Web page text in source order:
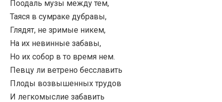
Поодаль музы между тем,
Таяся в сумраке дубравы,
Глядят, не зримые никем,
На их невинные забавы,
Но их собор в то время нем.
Певцу ли ветрено бесславить
Плоды возвышенных трудов
И легкомыслие забавить